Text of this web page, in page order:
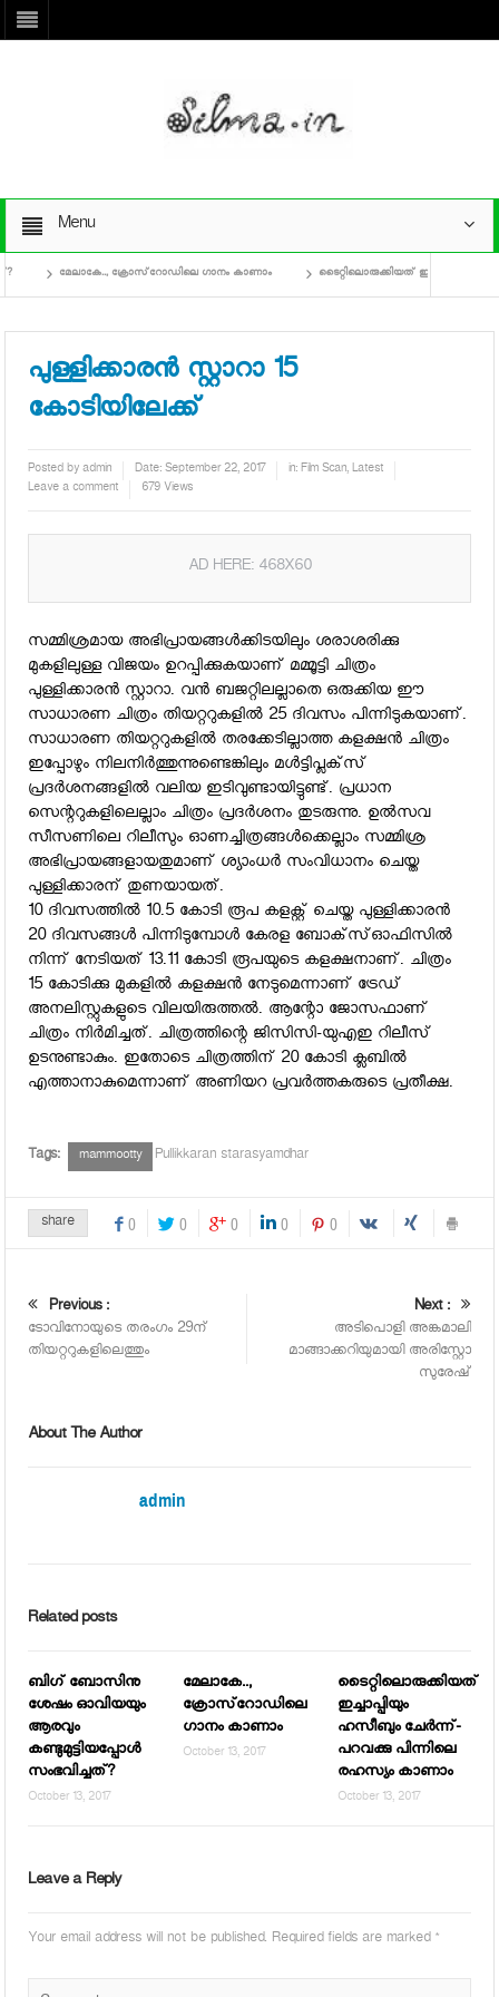
Menu
മേലാകേ.., ക്രോസ്‌റോഡിലെ ഗാനം കാണാം ടൈറ്റിലൊരുക്കിയത് ഇച്ചാപ്പിയും
പുള്ളിക്കാരന്‍ സ്റ്റാറാ 15
കോടിയിലേക്ക്
Posted byadmin Date:September 22, 2017 in:Film Scan,Latest
Leave a comment
679 Views
AD HERE: 468X60
സമ്മിശ്രമായ അഭിപ്രായങ്ങള്‍ക്കിടയിലും ശരാശരിക്കു
മുകളിലുള്ള വിജയം ഉറപ്പിക്കുകയാണ് മമ്മൂട്ടി ചിത്രം
പുള്ളിക്കാരന്‍ സ്റ്റാറാ. വന്‍ ബജറ്റിലല്ലാതെ ഒരുക്കിയ ഈ
സാധാരണ ചിത്രം തിയറ്ററുകളില്‍ 25 ദിവസം പിന്നിടുകയാണ്.
സാധാരണ തിയറ്ററുകളില്‍ തരക്കേടില്ലാത്ത കളക്ഷന്‍ ചിത്രം
ഇപ്പോഴും നിലനിര്‍ത്തുന്നുണ്ടെങ്കിലും മള്‍ട്ടിപ്ലക്‌സ്
പ്രദര്‍ശനങ്ങളില്‍ വലിയ ഇടിവുണ്ടായിട്ടുണ്ട്. പ്രധാന
സെന്ററുകളിലെല്ലാം ചിത്രം പ്രദര്‍ശനം തുടരുന്നു. ഉല്‍സവ
സീസണിലെ റിലീസും ഓണച്ചിത്രങ്ങള്‍ക്കെല്ലാം സമ്മിശ്ര
അഭിപ്രായങ്ങളായതുമാണ് ശ്യാംധര്‍ സംവിധാനം ചെയ്ത
പുള്ളിക്കാരന് തുണയായത്.
10 ദിവസത്തില്‍ 10.5 കോടി രൂപ കളക്റ്റ് ചെയ്ത പുള്ളിക്കാരന്‍
20 ദിവസങ്ങള്‍ പിന്നിടുമ്പോള്‍ കേരള ബോക്‌സ്ഓഫിസില്‍
നിന്ന് നേടിയത് 13.11 കോടി രൂപയുടെ കളക്ഷനാണ്. ചിത്രം
15 കോടിക്കു മുകളില്‍ കളക്ഷന്‍ നേടുമെന്നാണ് ട്രേഡ്
അനലിസ്റ്റുകളുടെ വിലയിരുത്തല്‍. ആന്റോ ജോസഫാണ്
ചിത്രം നിര്‍മിച്ചത്. ചിത്രത്തിന്റെ ജിസിസി-യുഎഇ റിലീസ്
ഉടനുണ്ടാകും. ഇതോടെ ചിത്രത്തിന് 20 കോടി ക്ലബില്‍
എത്താനാകുമെന്നാണ് അണിയറ പ്രവര്‍ത്തകരുടെ പ്രതീക്ഷ.
Tags: mammootty Pullikkaran starasyamdhar
share 0 0 0 0 0
Previous :
ടോവിനോയുടെ തരംഗം 29ന്
തിയറ്ററുകളിലെത്തും
Next :
അടിപൊളി അങ്കമാലി
മാങ്ങാക്കറിയുമായി അരിസ്റ്റോ
സുരേഷ്
About The Author
admin
Related posts
ബിഗ് ബോസിനു
ശേഷം ഓവിയയും
ആരവും
കണ്ടുമുട്ടിയപ്പോള്‍
സംഭവിച്ചത്?
October 13, 2017
മേലാകേ..,
ക്രോസ്‌റോഡിലെ
ഗാനം കാണാം
October 13, 2017
ടൈറ്റിലൊരുക്കിയത്
ഇച്ചാപ്പിയും
ഹസീബും ചേര്‍ന്ന്-
പറവക്കു പിന്നിലെ
രഹസ്യം കാണാം
October 13, 2017
Leave a Reply
Your email address will not be published. Required fields are marked *